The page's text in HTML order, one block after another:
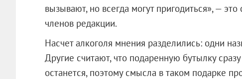
вызывают, но всегда могут пригодиться», —
членов редакции.
Насчет алкоголя мнения разделились: одни
Другие считают, что подаренную бутылку
останется, поэтому смысла в таком подарке